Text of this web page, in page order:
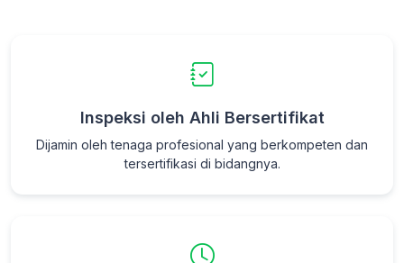
Inspeksi oleh Ahli Bersertifikat
Dijamin oleh tenaga profesional yang berkompeten dan
tersertifikasi di bidangnya.